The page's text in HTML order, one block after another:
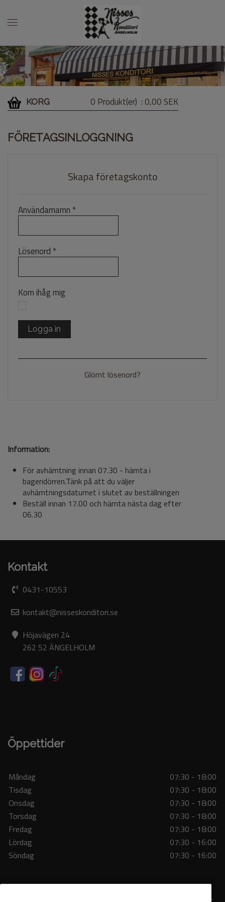
KORG 0 Produkt(er) : 0,00 SEK
FÖRETAGSINLOGGNING
Skapa företagskonto
Användarnamn *
Lösenord *
Kom ihåg mig
Logga in
Glömt lösenord?
Information:
För avhämtning innan 07.30 - hämta i
bageridörren.Tänk på att du väljer
avhämtningsdatumet i slutet av beställningen
Beställ innan 17.00 och hämta nästa dag efter
06.30
Kontakt
0431-10553
kontakt@nisseskonditori.se
Höjavägen 24
262 52 ÄNGELHOLM
Öppettider
Måndag
07:30 - 18:00
Tisdag
07:30 - 18:00
Onsdag
07:30 - 18:00
Torsdag
07:30 - 18:00
Fredag
07:30 - 18:00
Lördag
07:30 - 16:00
Söndag
07:30 - 16:00